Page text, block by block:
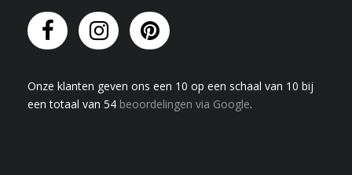
Onze klanten geven ons een 10 op een schaal van 10 bij
een totaal van 54 beoordelingen via Google.